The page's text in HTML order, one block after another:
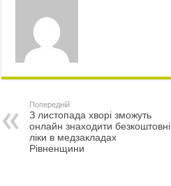
Попередній
З листопада хворі зможуть
онлайн знаходити безкоштовні
ліки в медзакладах
Рівненщини